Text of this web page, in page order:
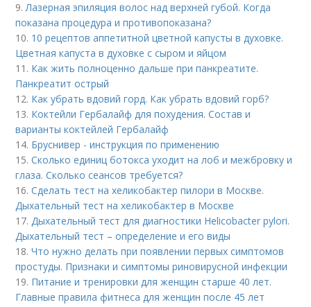
9.Лазерная эпиляция волос над верхней губой. Когда
показана процедура и противопоказана?
10. 10 рецептов аппетитной цветной капусты в духовке.
Цветная капуста в духовке с сыром и яйцом
11. Как жить полноценно дальше при панкреатите.
Панкреатит острый
12. Как убрать вдовий горд. Как убрать вдовий горб?
13. Коктейли Гербалайф для похудения. Состав и
варианты коктейлей Гербалайф
14. Бруснивер - инструкция по применению
15.Сколько единиц ботокса уходит на лоб и межбровку и
глаза. Сколько сеансов требуется?
16.Сделать тест на хеликобактер пилори в Москве.
Дыхательный тест на хеликобактер в Москве
17.Дыхательный тест для диагностики Helicobacter pylori.
Дыхательный тест – определение и его виды
18.Что нужно делать при появлении первых симптомов
простуды. Признаки и симптомы риновирусной инфекции
19. Питание и тренировки для женщин старше 40 лет.
Главные правила фитнеса для женщин после 45 лет